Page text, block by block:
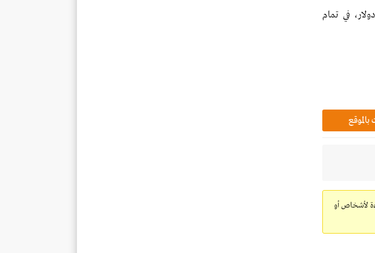
وفي تعاملات ما قبل افتتاح وول ستريت، ارتفع سهم "لوسد جروب" بنسبة 45.86% إلى 3.34 دولار، في تمام
لأشخاص أو